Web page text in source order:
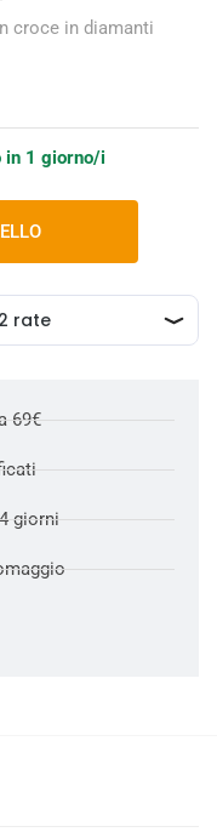
croce in diamanti
in 1 giorno/i
69€
giorni